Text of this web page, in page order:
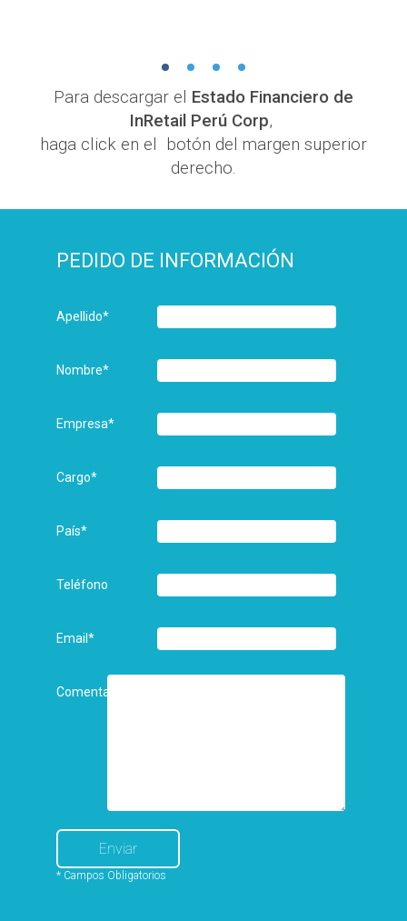
Para descargar el Estado Financiero de
InRetail Perú Corp,
haga click en el botón del margen superior
derecho.
PEDIDO DE INFORMACIÓN
Apellido*
Nombre*
Empresa*
Cargo*
País*
Teléfono
Email*
Comentarios
* Campos Obligatorios